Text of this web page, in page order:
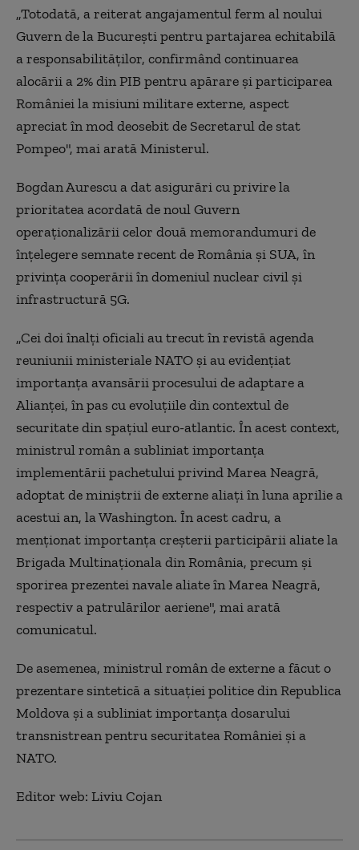
„Totodată, a reiterat angajamentul ferm al noului
Guvern de la București pentru partajarea echitabilă
a responsabilităților, confirmând continuarea
alocării a 2% din PIB pentru apărare și participarea
României la misiuni militare externe, aspect
apreciat în mod deosebit de Secretarul de stat
Pompeo", mai arată Ministerul.
Bogdan Aurescu a dat asigurări cu privire la
prioritatea acordată de noul Guvern
operaționalizării celor două memorandumuri de
înțelegere semnate recent de România și SUA, în
privința cooperării în domeniul nuclear civil și
infrastructură 5G.
„Cei doi înalți oficiali au trecut în revistă agenda
reuniunii ministeriale NATO și au evidențiat
importanța avansării procesului de adaptare a
Alianței, în pas cu evoluțiile din contextul de
securitate din spațiul euro-atlantic. În acest context,
ministrul român a subliniat importanța
implementării pachetului privind Marea Neagră,
adoptat de miniștrii de externe aliați în luna aprilie a
acestui an, la Washington. În acest cadru, a
menționat importanța creșterii participării aliate la
Brigada Multinaționala din România, precum și
sporirea prezentei navale aliate în Marea Neagră,
respectiv a patrulărilor aeriene", mai arată
comunicatul.
De asemenea, ministrul român de externe a făcut o
prezentare sintetică a situației politice din Republica
Moldova și a subliniat importanța dosarului
transnistrean pentru securitatea României și a
NATO.
Editor web: Liviu Cojan